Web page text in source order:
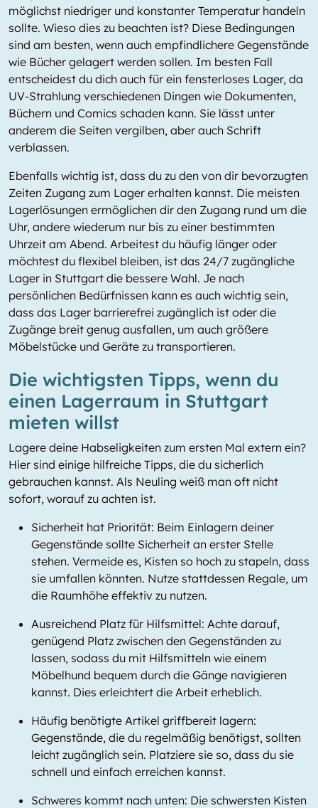
möglichst niedriger und konstanter Temperatur handeln
sollte. Wieso dies zu beachten ist? Diese Bedingungen
sind am besten, wenn auch empfindlichere Gegenstände
wie Bücher gelagert werden sollen. Im besten Fall
entscheidest du dich auch für ein fensterloses Lager, da
UV-Strahlung verschiedenen Dingen wie Dokumenten,
Büchern und Comics schaden kann. Sie lässt unter
anderem die Seiten vergilben, aber auch Schrift
verblassen.
Ebenfalls wichtig ist, dass du zu den von dir bevorzugten
Zeiten Zugang zum Lager erhalten kannst. Die meisten
Lagerlösungen ermöglichen dir den Zugang rund um die
Uhr, andere wiederum nur bis zu einer bestimmten
Uhrzeit am Abend. Arbeitest du häufig länger oder
möchtest du flexibel bleiben, ist das 24/7 zugängliche
Lager in Stuttgart die bessere Wahl. Je nach
persönlichen Bedürfnissen kann es auch wichtig sein,
dass das Lager barrierefrei zugänglich ist oder die
Zugänge breit genug ausfallen, um auch größere
Möbelstücke und Geräte zu transportieren.
Die wichtigsten Tipps, wenn du
einen Lagerraum in Stuttgart
mieten willst
Lagere deine Habseligkeiten zum ersten Mal extern ein?
Hier sind einige hilfreiche Tipps, die du sicherlich
gebrauchen kannst. Als Neuling weiß man oft nicht
sofort, worauf zu achten ist.
Sicherheit hat Priorität: Beim Einlagern deiner
Gegenstände sollte Sicherheit an erster Stelle
stehen. Vermeide es, Kisten so hoch zu stapeln, dass
sie umfallen könnten. Nutze stattdessen Regale, um
die Raumhöhe effektiv zu nutzen.
Ausreichend Platz für Hilfsmittel: Achte darauf,
genügend Platz zwischen den Gegenständen zu
lassen, sodass du mit Hilfsmitteln wie einem
Möbelhund bequem durch die Gänge navigieren
kannst. Dies erleichtert die Arbeit erheblich.
Häufig benötigte Artikel griffbereit lagern:
Gegenstände, die du regelmäßig benötigst, sollten
leicht zugänglich sein. Platziere sie so, dass du sie
schnell und einfach erreichen kannst.
Schweres kommt nach unten: Die schwersten Kisten